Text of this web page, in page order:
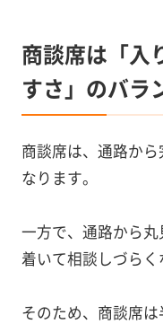
商談席は「入
すさ」のバラ
商談席は、通路か
なります。
一方で、通路から
着いて相談しづらく
そのため、商談席